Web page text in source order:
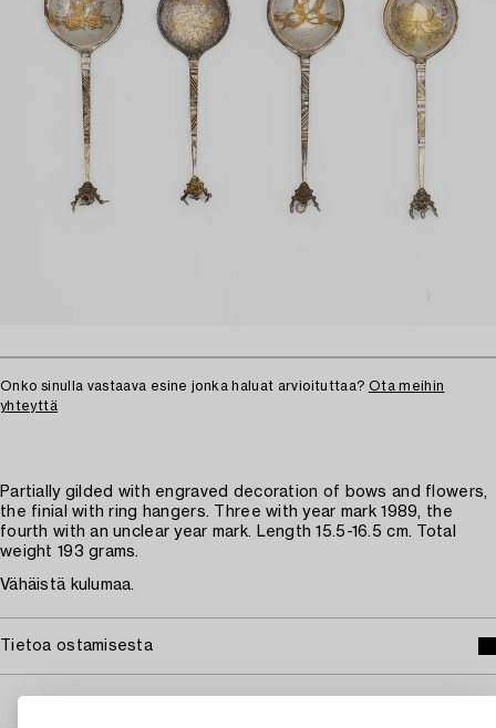
Onko sinulla vastaava esine jonka haluat arvioituttaa? Ota meihin
yhteyttä
Partially gilded with engraved decoration of bows and flowers,
the finial with ring hangers. Three with year mark 1989, the
fourth with an unclear year mark. Length 15.5-16.5 cm. Total
weight 193 grams.
Vähäistä kulumaa.
Tietoa ostamisesta